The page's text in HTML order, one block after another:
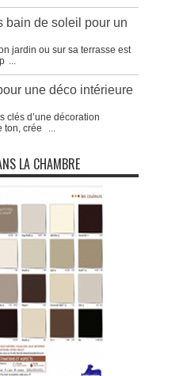
bain de soleil pour un
jardin ou sur sa terrasse est
une déco intérieure
clés d’une décoration
ton, crée
LA CHAMBRE